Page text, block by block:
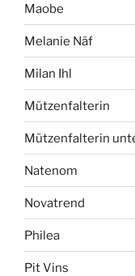
Maobe
Melanie Näf
Milan Ihl
Mützenfalterin
Mützenfalterin
Natenom
Novatrend
Philea
Pit Vins